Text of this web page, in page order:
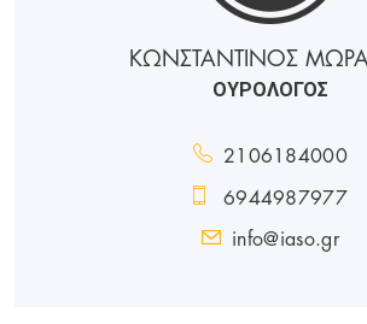
ΚΩΝΣΤΑΝΤΙΝΟΣ
ΟΥΡΟΛΟΓΟΣ
2106184000
6944987977
info@iaso.gr